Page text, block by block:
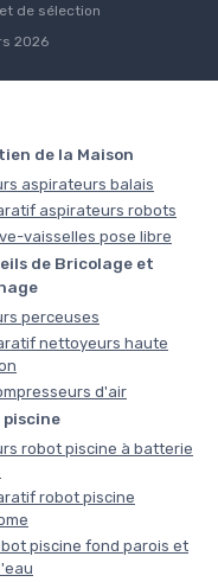
de sélection
2026
de la Maison
aspirateurs balais
aspirateurs robots
vaisselles pose libre
de Bricolage et
perceuses
nettoyeurs haute
d'air
piscine
robot piscine à batterie
robot piscine
piscine fond parois et